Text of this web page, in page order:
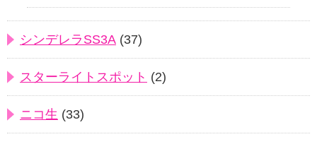
シンデレラSS3A (37)
スターライトスポット (2)
ニコ生 (33)